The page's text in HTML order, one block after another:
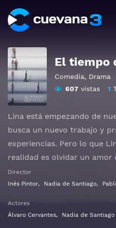
El tiempo
Comedia, Drama
607 vistas 1
Lina está empezando de
busca un nuevo trabajo y
experiencias. Pero lo que
realidad es olvidar un amor
amor. Cada día, Lina
pensando en Nico sea un
Ver El tiempo que te doy
Director
Inés Pintor, Nadia de Santiago,
Actores
Álvaro Cervantes, Nadia de Santiago